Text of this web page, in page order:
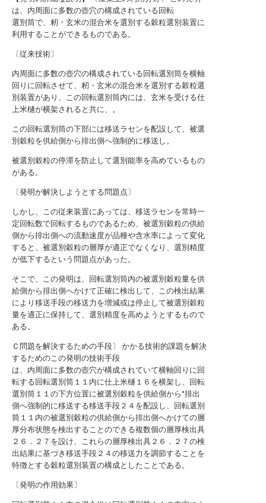
は、内周面に多数の壺穴の構成されている回転
選別筒で、籾・玄米の混合米を選別する穀粒選別装置に
利用することができるものである。
〔従来技術〕
内周面に多数の壺穴の構成されている回転選別筒を横軸
回りに回転させて、籾・玄米の混合米を選別する穀粒選
別装置があり、この回転選別筒内には、玄米を受ける仕
上米樋が横架されると共に、。
この回転選別筒の下部には移送ラセンを配設して、被選
別穀粒を供給側から排出側へ強制的に移送し。
被選別穀粒の停滞を防止して選別能率を高めているもの
がある。
〔発明が解決しようとする問題点〕
しかし、この従来装置にあっては、移送ラセンを常時一
定回転数で回転するものであるため、被選別穀粒の供給
側から排出側への流動速度が品種や含水率によって変化
すると、被選別穀粒の層厚が適正でなくなり、選別精度
が低下するという問題点があった。
そこで、この発明は、回転選別筒内の被選別穀粒量を供
給側から排出側へかけて正確に検出して、この検出結果
により移送手段の移送力を増減或は停止して被選別穀粒
量を適正に保持して、選別精度を高めようとするもので
ある。
Ｃ問題を解決するための手段〕 かかる技術的課題を解決
するためのこの発明の技術手段
は、内周面に多数の壺穴が構成されていて横軸回りに回
転する回転選別筒１１内に仕上米樋１６を横架し、回転
選別筒１１の下方位置に被選別穀粒を供給側から°排出
側へ強制的に移送する移送手段２４を配設し、回転選別
筒１１内の被選別穀粒の供給側から排出側へかけての層
厚分布状態を検出することのできる複数個の層厚検出具
２６．２７を設け、これらの層厚検出具２６．２７の検
出結果に基づき移送手段２４の移送力を調節することを
特徴とする穀粒選別装置の構成としたことである。
〔発明の作用効果〕